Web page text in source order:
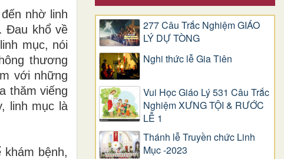
nhờ linh
Đau khổ về
mục, nói
thương
với những
thăm viếng
linh mục là
bệnh,
277 Câu Trắc Nghiệm GIÁO
LÝ DỰ TÒNG
Nghi thức lễ Gia Tiên
Vui Học Giáo Lý 531 Câu Trắc
Nghiệm XƯNG TỘI & RƯỚC
LỄ 1
Thánh lễ Truyền chức Linh
Mục -2023